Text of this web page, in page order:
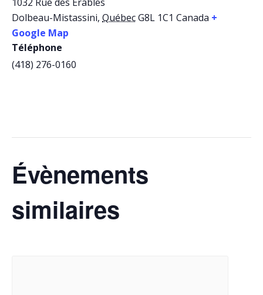
Dolbeau-Mistassini, QuébecG8L 1C1 Canada +
Google Map
Téléphone
(418) 276-0160
Évènements
similaires